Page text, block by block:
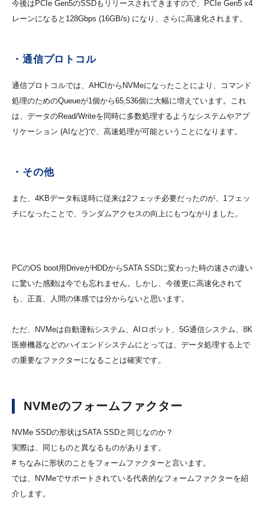
今後はPCIe Gen5のSSDもリリースされてきますので、PCIe Gen5 x4
レーンになると128Gbps (16GB/s) になり、さらに高速化されます。
・通信プロトコル
通信プロトコルでは、AHCIからNVMeになったことにより、コマンド
処理のためのQueueが1個から65,536個に大幅に増えています。これ
は、データのRead/Writeを同時に多数処理するようなシステムやアプ
リケーション (AIなど)で、高速処理が可能ということになります。
・その他
また、4KBデータ転送時に従来は2フェッチ必要だったのが、1フェッ
チになったことで、ランダムアクセスの向上にもつながりました。
PCのOS boot用DriveがHDDからSATA SSDに変わった時の速さの違い
に驚いた感動は今でも忘れません。しかし、今後更に高速化されて
も、正直、人間の体感では分からないと思います。
ただ、NVMeは自動運転システム、AIロボット、5G通信システム、8K
医療機器などのハイエンドシステムにとっては、データ処理する上で
の重要なファクターになることは確実です。
NVMeのフォームファクター
NVMe SSDの形状はSATA SSDと同じなのか？
実際は、同じものと異なるものがあります。
# ちなみに形状のことをフォームファクターと言います。
では、NVMeでサポートされている代表的なフォームファクターを紹
介します。